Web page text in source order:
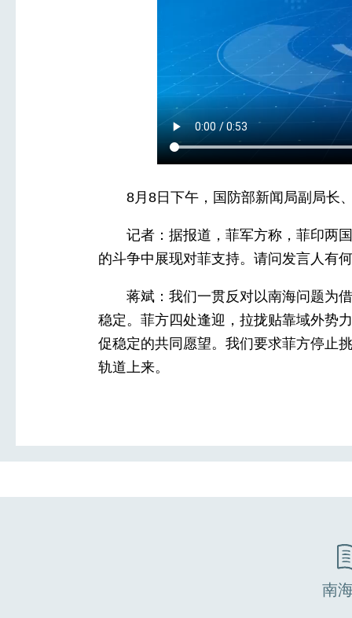
8月8日下午，国防部新闻局副局长
记者：据报道，菲军方称，菲印两
的斗争中展现对菲支持。请问发言人有
蒋斌：我们一贯反对以南海问题为
稳定。菲方四处逢迎，拉拢贴靠域外势
促稳定的共同愿望。我们要求菲方停止
轨道上来。
南